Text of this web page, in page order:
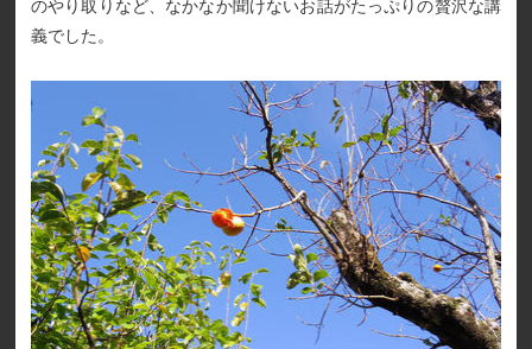
のやり取りなど、なかなか聞けないお話がたっぷりの贅沢な講
義でした。